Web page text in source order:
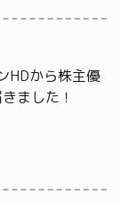
HDから株主優
ました！